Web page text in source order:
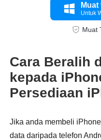
Langkah
3.
Untuk
Muat
Cara Beralih
kepada
Persediaan
Jika anda membeli
data daripada telefon